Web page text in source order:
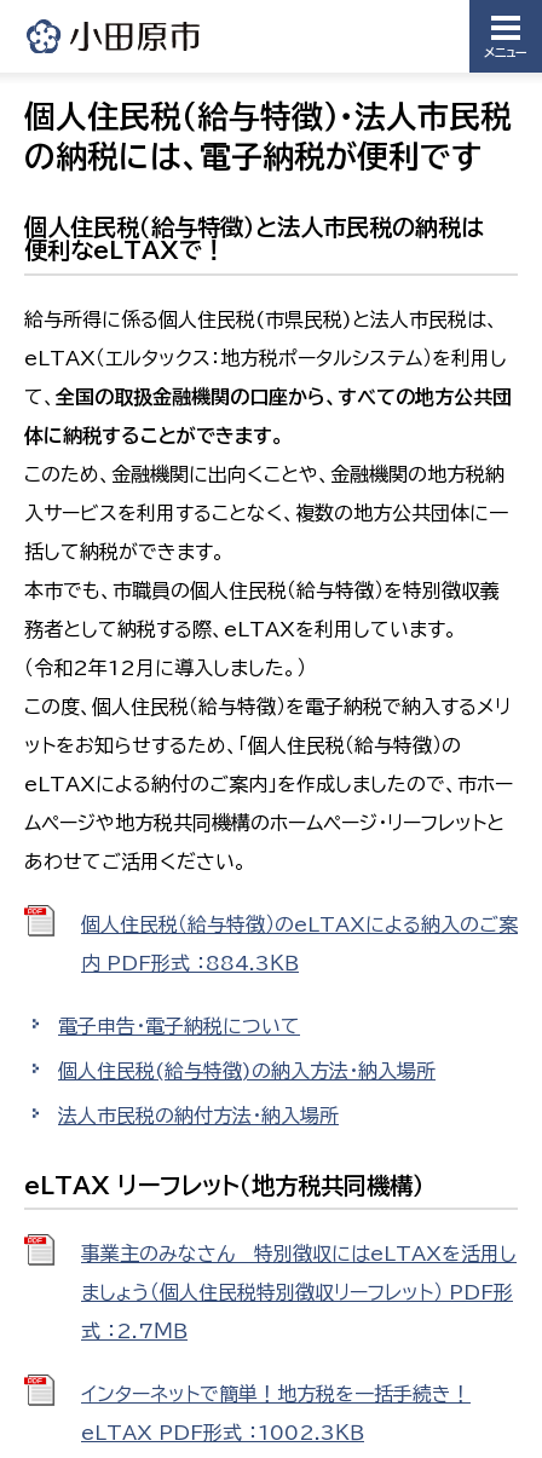
メニュー
個人住民税（給与特徴）・法人市民税
の納税には、電子納税が便利です
個人住民税（給与特徴）と法人市民税の納税は
便利なeLTAXで！
給与所得に係る個人住民税(市県民税)と法人市民税は、
eLTAX（エルタックス：地方税ポータルシステム）を利用し
て、 全国の取扱金融機関の口座から、すべての地方公共団
体に納税することができます。
このため、金融機関に出向くことや、金融機関の地方税納
入サービスを利用することなく、複数の地方公共団体に一
括して納税ができます。
本市でも、市職員の個人住民税（給与特徴）を特別徴収義
務者として納税する際、eLTAXを利用しています。
（令和2年12月に導入しました。）
この度、個人住民税（給与特徴）を電子納税で納入するメリ
ットをお知らせするため、「個人住民税（給与特徴）の
eLTAXによる納付のご案内」を作成しましたので、市ホー
ムページや地方税共同機構のホームページ・リーフレットと
あわせてご活用ください。
個人住民税（給与特徴）のeLTAXによる納入のご案
内 PDF形式 ：884.3ＫＢ
電子申告・電子納税について
個人住民税(給与特徴)の納入方法・納入場所
法人市民税の納付方法・納入場所
eLTAX リーフレット（地方税共同機構）
事業主のみなさん 特別徴収にはeLTAXを活用し
ましょう（個人住民税特別徴収リーフレット） PDF形
式 ：2.7ＭＢ
インターネットで簡単！地方税を一括手続き！
eLTAX PDF形式 ：1002.3ＫＢ